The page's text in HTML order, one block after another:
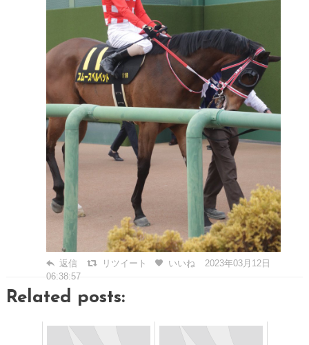
返信 リツイート いいね
2023年03月12日
06:38:57
Related posts: